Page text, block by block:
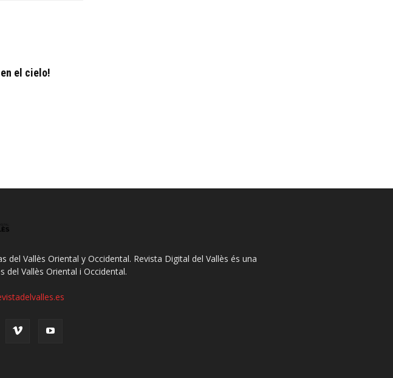
en el cielo!
Vallès Oriental y Occidental. Revista Digital del Vallès és una
del Vallès Oriental i Occidental.